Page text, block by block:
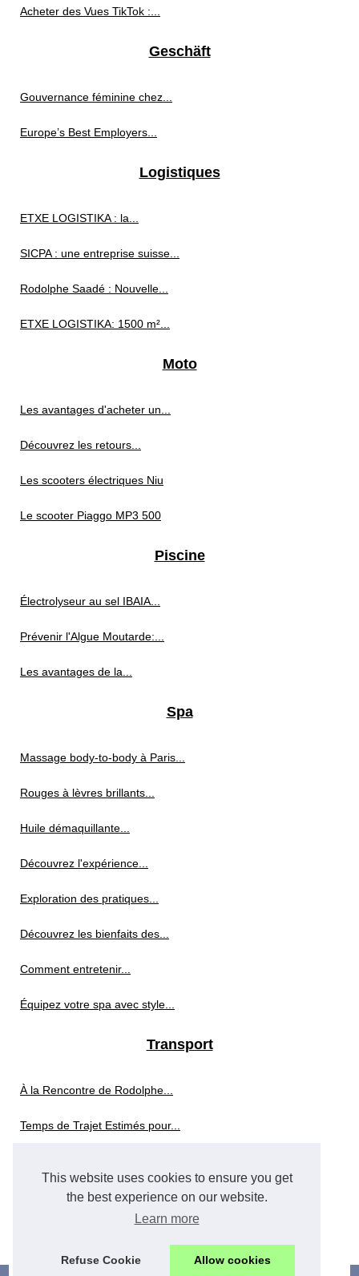
This website uses cookies to ensure you get
the best experience on our website.
Learn more
Refuse Cookie Allow cookies
Acheter des Vues TikTok :...
Geschäft
Gouvernance féminine chez...
Europe’s Best Employers...
Logistiques
ETXE LOGISTIKA : la...
SICPA : une entreprise suisse...
Rodolphe Saadé : Nouvelle...
ETXE LOGISTIKA: 1500 m²...
Moto
Les avantages d'acheter un...
Découvrez les retours...
Les scooters électriques Niu
Le scooter Piaggo MP3 500
Piscine
Électrolyseur au sel IBAIA...
Prévenir l'Algue Moutarde:...
Les avantages de la...
Spa
Massage body-to-body à Paris...
Rouges à lèvres brillants...
Huile démaquillante...
Découvrez l'expérience...
Exploration des pratiques...
Découvrez les bienfaits des...
Comment entretenir...
Équipez votre spa avec style...
Transport
À la Rencontre de Rodolphe...
Temps de Trajet Estimés pour...
Allomoteur.com : l'expertise...